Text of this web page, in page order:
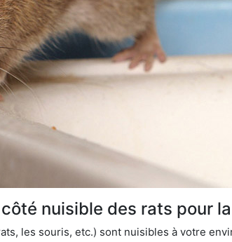
nuisible des rats pour
les souris, etc.) sont nuisibles à votre